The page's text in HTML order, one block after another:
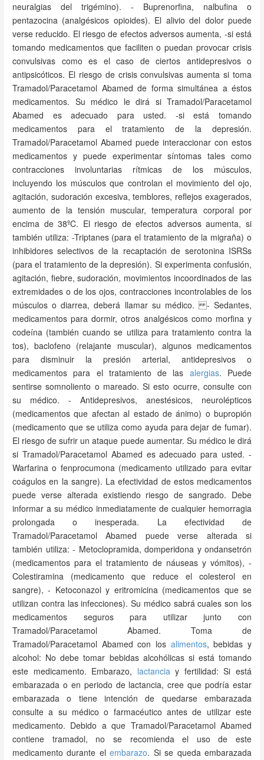
neuralgias del trigémino). - Buprenorfina, nalbufina o
pentazocina (analgésicos opioides). El alivio del dolor puede
verse reducido. El riesgo de efectos adversos aumenta, -si está
tomando medicamentos que faciliten o puedan provocar crisis
convulsivas como es el caso de ciertos antidepresivos o
antipsicóticos. El riesgo de crisis convulsivas aumenta si toma
Tramadol/Paracetamol Abamed de forma simultánea a éstos
medicamentos. Su médico le dirá si Tramadol/Paracetamol
Abamed es adecuado para usted. -si está tomando
medicamentos para el tratamiento de la depresión.
Tramadol/Paracetamol Abamed puede interaccionar con estos
medicamentos y puede experimentar síntomas tales como
contracciones involuntarias rítmicas de los músculos,
incluyendo los músculos que controlan el movimiento del ojo,
agitación, sudoración excesiva, temblores, reflejos exagerados,
aumento de la tensión muscular, temperatura corporal por
encima de 38ºC. El riesgo de efectos adversos aumenta, si
también utiliza: -Triptanes (para el tratamiento de la migraña) o
inhibidores selectivos de la recaptación de serotonina ISRSs
(para el tratamiento de la depresión). Si experimenta confusión,
agitación, fiebre, sudoración, movimientos incoordinados de las
extremidades o de los ojos, contracciones incontrolables de los
músculos o diarrea, deberá llamar su médico. - Sedantes,
medicamentos para dormir, otros analgésicos como morfina y
codeína (también cuando se utiliza para tratamiento contra la
tos), baclofeno (relajante muscular), algunos medicamentos
para disminuir la presión arterial, antidepresivos o
medicamentos para el tratamiento de las alergias. Puede
sentirse somnoliento o mareado. Si esto ocurre, consulte con
su médico. - Antidepresivos, anestésicos, neurolépticos
(medicamentos que afectan al estado de ánimo) o bupropión
(medicamento que se utiliza como ayuda para dejar de fumar).
El riesgo de sufrir un ataque puede aumentar. Su médico le dirá
si Tramadol/Paracetamol Abamed es adecuado para usted. -
Warfarina o fenprocumona (medicamento utilizado para evitar
coágulos en la sangre). La efectividad de estos medicamentos
puede verse alterada existiendo riesgo de sangrado. Debe
informar a su médico inmediatamente de cualquier hemorragia
prolongada o inesperada. La efectividad de
Tramadol/Paracetamol Abamed puede verse alterada si
también utiliza: - Metoclopramida, domperidona y ondansetrón
(medicamentos para el tratamiento de náuseas y vómitos), -
Colestiramina (medicamento que reduce el colesterol en
sangre), - Ketoconazol y eritromicina (medicamentos que se
utilizan contra las infecciones). Su médico sabrá cuales son los
medicamentos seguros para utilizar junto con
Tramadol/Paracetamol Abamed. Toma de
Tramadol/Paracetamol Abamed con los alimentos, bebidas y
alcohol: No debe tomar bebidas alcohólicas si está tomando
este medicamento. Embarazo, lactanciay fertilidad: Si está
embarazada o en periodo de lactancia, cree que podría estar
embarazada o tiene intención de quedarse embarazada
consulte a su médico o farmacéutico antes de utilizar este
medicamento. Debido a que Tramadol/Paracetamol Abamed
contiene tramadol, no se recomienda el uso de este
medicamento durante elembarazo. Si se queda embarazada